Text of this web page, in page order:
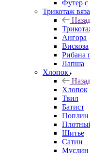
Футер с
Трикотаж
Ангора
Вискоза
Рибана
Лапша
Хлопок
Хлопок
Твил
Батист
Поплин
Шитье
Сатин
Муслин